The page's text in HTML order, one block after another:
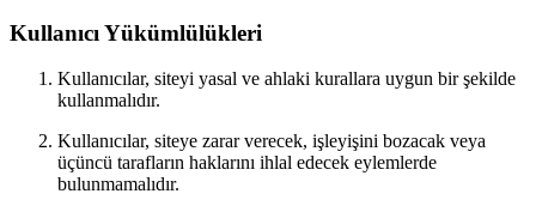
Kullanıcı Yükümlülükleri
Kullanıcılar, siteyi yasal ve ahlaki kurallara uygun bir şekilde
kullanmalıdır.
Kullanıcılar, siteye zarar verecek, işleyişini bozacak veya
üçüncü tarafların haklarını ihlal edecek eylemlerde
bulunmamalıdır.